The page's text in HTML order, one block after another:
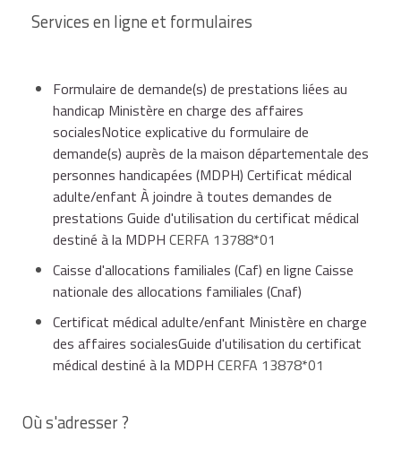
Services en ligne et formulaires
Formulaire de demande(s) de prestations liées au
handicap Ministère en charge des affaires
socialesNotice explicative du formulaire de
demande(s) auprès de la maison départementale des
personnes handicapées (MDPH) Certificat médical
adulte/enfant À joindre à toutes demandes de
prestations Guide d'utilisation du certificat médical
destiné à la MDPH CERFA 13788*01
Caisse d'allocations familiales (Caf) en ligne Caisse
nationale des allocations familiales (Cnaf)
Certificat médical adulte/enfant Ministère en charge
des affaires socialesGuide d'utilisation du certificat
médical destiné à la MDPH CERFA 13878*01
Où s'adresser ?